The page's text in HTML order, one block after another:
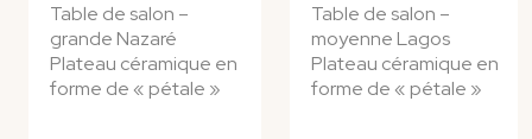
Table de salon –
grande Nazaré
Plateau céramique en
forme de « pétale »
Table de salon –
moyenne Lagos
Plateau céramique en
forme de « pétale »